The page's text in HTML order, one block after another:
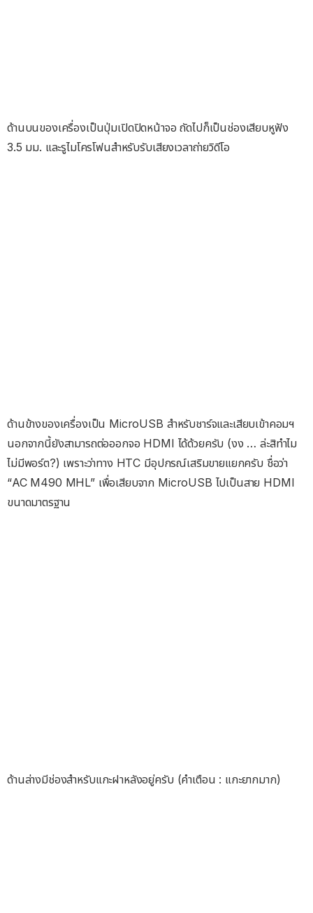
ด้านบนของเครื่องเป็นปุ่มเปิดปิดหน้าจอ ถัดไปก็เป็นช่องเสียบหูฟัง
3.5 มม. และรูไมโครโฟนสำหรับรับเสียงเวลาถ่ายวิดีโอ
ด้านข้างของเครื่องเป็น MicroUSB สำหรับชาร์จและเสียบเข้าคอมฯ
นอกจากนี้ยังสามารถต่อออกจอ HDMI ได้ด้วยครับ (งง … ล่ะสิทำไม
ไม่มีพอร์ต?) เพราะว่าทาง HTC มีอุปกรณ์เสริมขายแยกครับ ชื่อว่า
“AC M490 MHL” เพื่อเสียบจาก MicroUSB ไปเป็นสาย HDMI
ขนาดมาตรฐาน
ด้านล่างมีช่องสำหรับแกะฝาหลังอยู่ครับ (คำเตือน : แกะยากมาก)